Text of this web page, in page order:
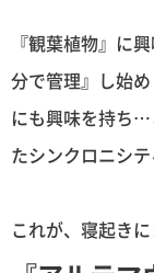
『観葉植物』に
分で管理』し始
にも興味を持ち…
たシンクロニシテ
これが、寝起き